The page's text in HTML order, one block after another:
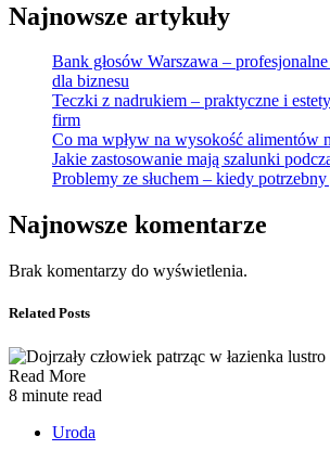
Najnowsze artykuły
Bank głosów Warszawa –
dla biznesu
Teczki z nadrukiem – praktyczne i
firm
Co ma wpływ na wysokość alimentów
Jakie zastosowanie mają szalunki
Problemy ze słuchem – kiedy potrzebny
Najnowsze komentarze
Brak komentarzy do wyświetlenia.
Related Posts
Read More
8 minute read
Uroda